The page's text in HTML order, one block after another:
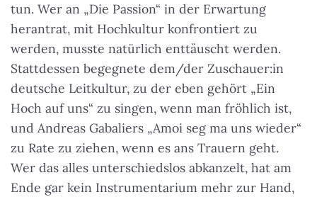
tun. Wer an „Die Passion“ in der Erwartung
herantrat, mit Hochkultur konfrontiert zu
werden, musste natürlich enttäuscht werden.
Stattdessen begegnete dem/der Zuschauer:in
deutsche Leitkultur, zu der eben gehört „Ein
Hoch auf uns“ zu singen, wenn man fröhlich ist,
und Andreas Gabaliers „Amoi seg ma uns wieder“
zu Rate zu ziehen, wenn es ans Trauern geht.
Wer das alles unterschiedslos abkanzelt, hat am
Ende gar kein Instrumentarium mehr zur Hand,